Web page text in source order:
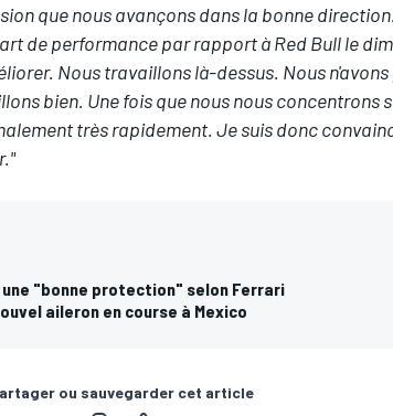
que nous avançons dans la bonne
de performance par rapport à Red Bull le
Nous travaillons là-dessus. Nous
bien. Une fois que nous nous concentrons
très rapidement. Je suis donc
"bonne protection" selon Ferrari
aileron en course à Mexico
ou sauvegarder cet article